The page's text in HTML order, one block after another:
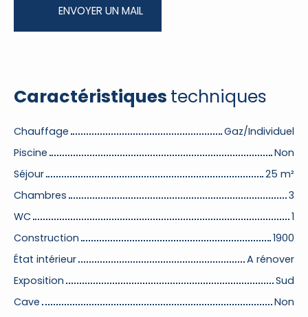
ENVOYER UN MAIL
Caractéristiques techniques
Chauffage
Gaz/Individuel
Piscine
Non
Séjour
25 m²
Chambres
3
WC
1
Construction
1900
État intérieur
A rénover
Exposition
Sud
Cave
Non